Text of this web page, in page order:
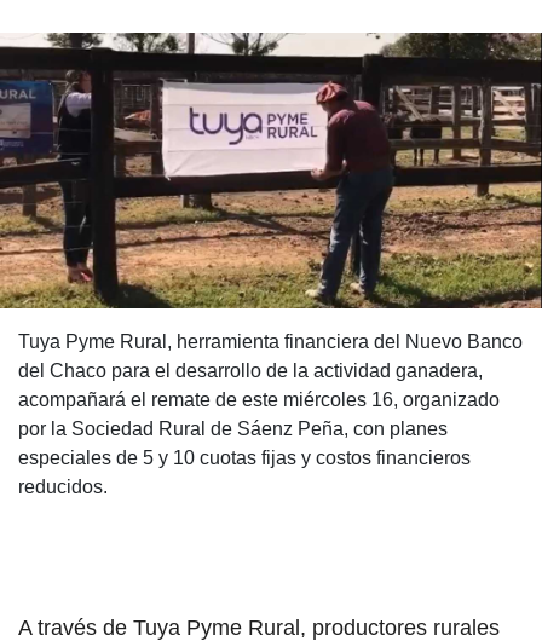
Tuya Pyme Rural, herramienta financiera del Nuevo Banco
del Chaco para el desarrollo de la actividad ganadera,
acompañará el remate de este miércoles 16, organizado
por la Sociedad Rural de Sáenz Peña, con planes
especiales de 5 y 10 cuotas fijas y costos financieros
reducidos.
A través de Tuya Pyme Rural, productores rurales